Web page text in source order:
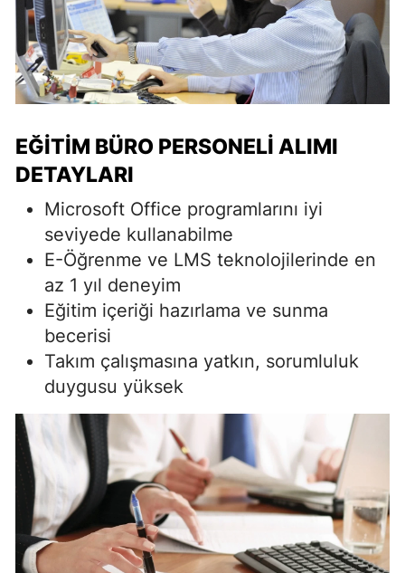
EĞITIM BÜRO PERSONELI ALIMI
DETAYLARI
Microsoft Office programlarını iyi
seviyede kullanabilme
E-Öğrenme ve LMS teknolojilerinde en
az 1 yıl deneyim
Eğitim içeriği hazırlama ve sunma
becerisi
Takım çalışmasına yatkın, sorumluluk
duygusu yüksek